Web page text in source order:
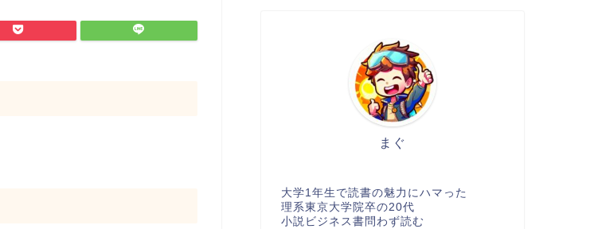
まぐ
大学1年生で読書の魅力にハマった
理系東京大学院卒の20代
小説ビジネス書問わず読む